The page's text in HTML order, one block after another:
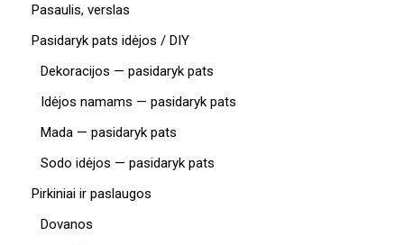
Pasaulis, verslas
Pasidaryk pats idėjos / DIY
Dekoracijos — pasidaryk pats
Idėjos namams — pasidaryk pats
Mada — pasidaryk pats
Sodo idėjos — pasidaryk pats
Pirkiniai ir paslaugos
Dovanos